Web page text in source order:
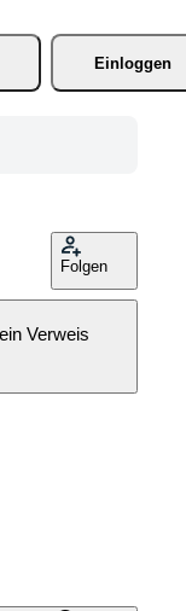
Einloggen
Folgen
Verweis